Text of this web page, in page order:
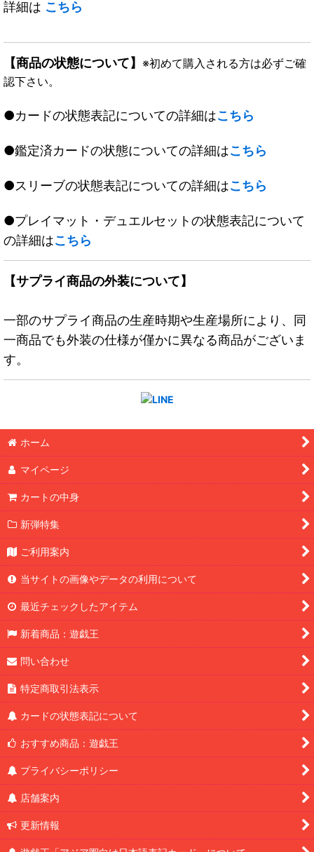
詳細は こちら
【商品の状態について】 ※初めて購入される方は必ずご確
認下さい。
●カードの状態表記についての詳細はこちら
●鑑定済カードの状態についての詳細はこちら
●スリーブの状態表記についての詳細はこちら
●プレイマット・デュエルセットの状態表記について
の詳細はこちら
【サプライ商品の外装について】
一部のサプライ商品の生産時期や生産場所により、同
一商品でも外装の仕様が僅かに異なる商品がございま
す。
ホーム
マイページ
カートの中身
新弾特集
ご利用案内
当サイトの画像やデータの利用について
最近チェックしたアイテム
新着商品：遊戯王
問い合わせ
特定商取引法表示
カードの状態表記について
おすすめ商品：遊戯王
プライバシーポリシー
店舗案内
更新情報